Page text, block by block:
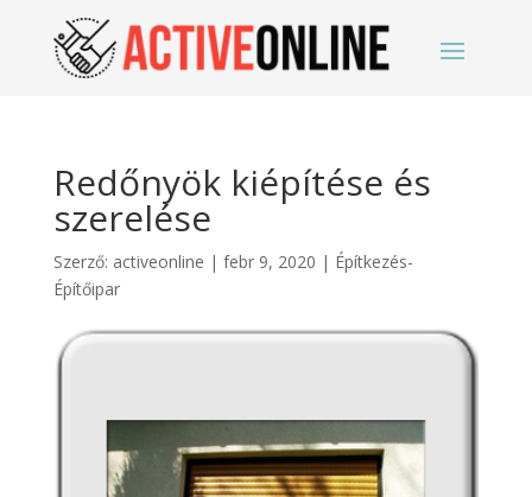
Redőnyök kiépítése és
szerelése
Szerző: activeonline | febr 9, 2020 | Építkezés-
Építőipar